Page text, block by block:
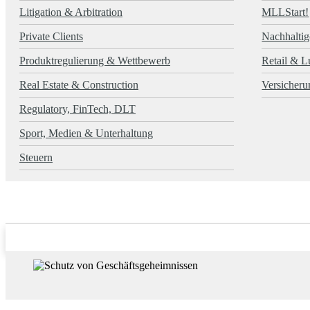
Litigation & Arbitration
Private Clients
Produktregulierung & Wettbewerb
Real Estate & Construction
Regulatory, FinTech, DLT
Sport, Medien & Unterhaltung
Steuern
MLLStart!
Retail &